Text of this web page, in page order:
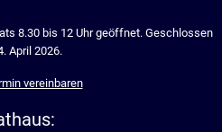
8.30 bis 12 Uhr geöffnet. Geschlossen
April 2026.
vereinbaren